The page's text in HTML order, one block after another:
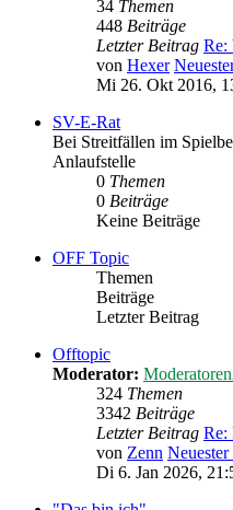
34 Themen
448 Beiträge
Letzter Beitrag Re:
von Hexer
Mi 26. Okt 2016,
SV-E-Rat
Bei Streitfällen im
Anlaufstelle
0 Themen
0 Beiträge
Keine Beiträge
OFF Topic
Themen
Beiträge
Letzter Beitrag
Offtopic
Moderator:
324 Themen
3342 Beiträge
Letzter Beitrag Re:
von Zenn
Di 6. Jan 2026,